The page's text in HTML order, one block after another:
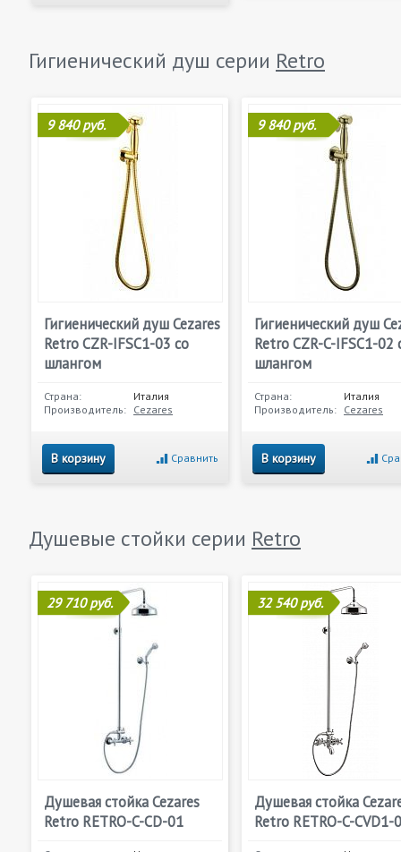
Гигиенический душ серии Retro
9 840 руб.
Гигиенический душ Cezares
Retro CZR-IFSC1-03 со
шлангом
Страна:
Италия
Производитель: Cezares
В корзину Сравнить
9 840 руб.
Гигиенический душ
Retro CZR-C-IFSC1-02
шлангом
Страна:
Италия
Производитель: Cezares
В корзину
Душевые стойки серии Retro
29 710 руб.
Душевая стойка Cezares
Retro RETRO-C-CD-01
32 540 руб.
Душевая стойка
Retro RETRO-C-CVD1-